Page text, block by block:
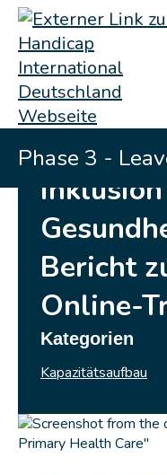
Phase 3 -
Bericht
Online-
Kategorien
Kapazitätsaufbau